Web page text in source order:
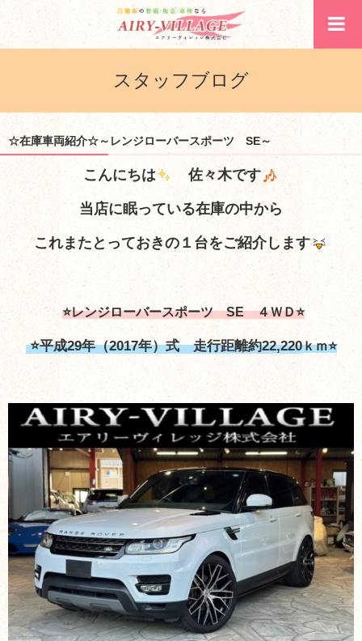
スタッフブログ
☆在庫車両紹介☆～レンジローバースポーツ SE～
こんにちは 佐々木です
当店に眠っている在庫の中から
これまたとっておきの１台をご紹介します
⭐レンジローバースポーツ SE ４ＷＤ⭐
⭐平成29年（2017年）式 走行距離約22,220ｋｍ⭐